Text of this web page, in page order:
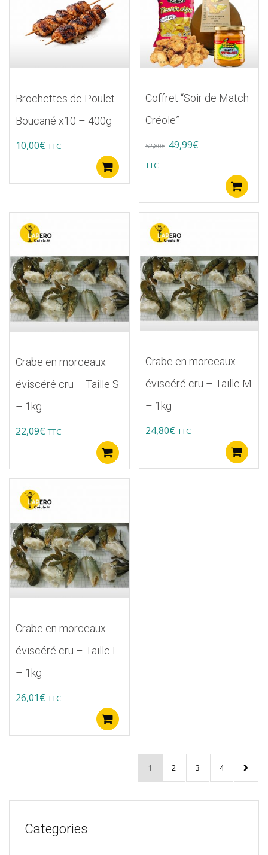
Brochettes de Poulet
Boucané x10 – 400g
10,00€ TTC
Ajouter au panier
Coffret “Soir de Match
Créole”
52,80€ Original
52,80€.
49,99€
49,99€.
TTC
Crabe en morceaux
éviscéré cru – Taille S
– 1kg
22,09€ TTC
Crabe en morceaux
éviscéré cru – Taille M
– 1kg
24,80€ TTC
Crabe en morceaux
éviscéré cru – Taille L
– 1kg
26,01€ TTC
1 2 3 4
Categories